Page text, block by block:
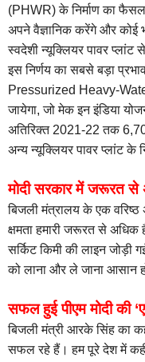
(PHWR) के निर्माण का
अपने वैज्ञानिक करेंगे और कोई
स्वदेशी न्यूक्लियर पावर प्लांट
इस निर्णय का सबसे बड़ा
Pressurized Heavy-
जायेगा, जो मेक इन इंडिया
अतिरिक्त 2021-22 तक
अन्य न्यूक्लियर पावर प्लांट के
मोदी सरकार में जरूरत से
बिजली मंत्रालय के एक वरिष्ठ
क्षमता हमारी जरूरत से
सर्किट किमी की लाइन जोड़ी
को लाना और ले जाना आसान
सफल हुई पीएम मोदी की
बिजली मंत्री आरके सिंह का
सफल रहे हैं। हम पूरे देश में